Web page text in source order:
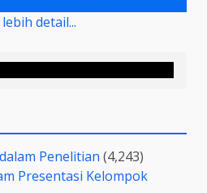
detail...
Penelitian (4,243)
Presentasi Kelompok